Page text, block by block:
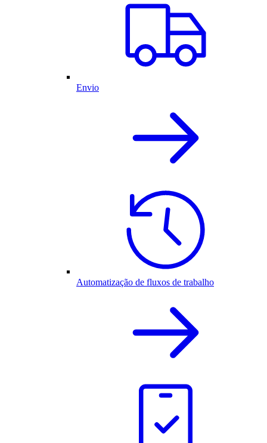
Envio
Automatização de fluxos de trabalho